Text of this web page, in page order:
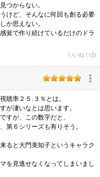
つからない。
けど、そんなに何回も創る必要
か思えない。
覚で作り続けているだけのドラ
いいね！(2)
聴率２５.３％とは。
が凄いなとは思います。
すが、この数字だと、
第６シリーズも有りそう。
ると大門美知子というキャラク
を見逃せなくなってしまいまし